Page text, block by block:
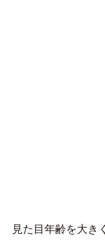
見た目年齢を大き